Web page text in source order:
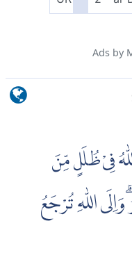
Ads by
فِىْ ظُلَلٍ مِّنَ
اللّٰهِ تُرْجَعُ